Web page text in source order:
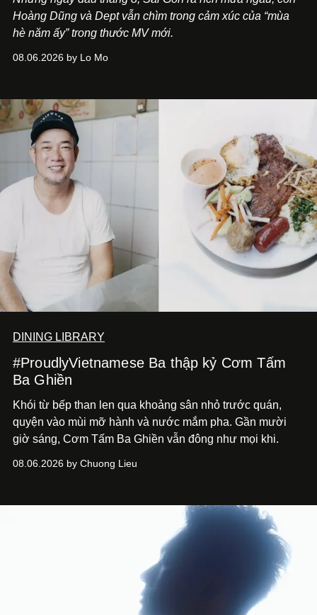
Hoàng Dũng và Dept vẫn chìm trong cảm xúc của “mùa
hè năm ấy” trong thước MV mới.
08.06.2026 by Lo Mo
DINING LIBRARY
#ProudlyVietnamese Ba thập kỷ Cơm Tấm
Ba Ghiền
Khói từ bếp than len qua khoảng sân nhỏ trước quán,
quyện vào mùi mỡ hành và nước mắm pha. Gần mười
giờ sáng, Cơm Tấm Ba Ghiền vẫn đông như mọi khi.
08.06.2026 by Chuong Lieu